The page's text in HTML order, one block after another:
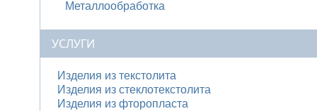
Металлообработка
УСЛУГИ
Изделия из текстолита
Изделия из стеклотекстолита
Изделия из фторопласта